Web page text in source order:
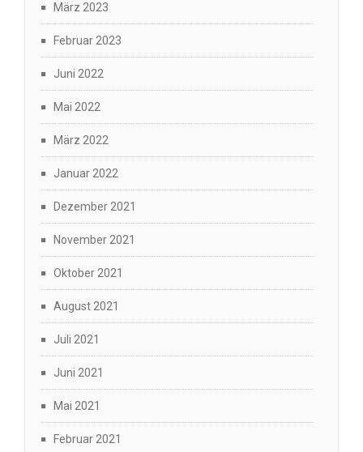
März 2023
Februar 2023
Juni 2022
Mai 2022
März 2022
Januar 2022
Dezember 2021
November 2021
Oktober 2021
August 2021
Juli 2021
Juni 2021
Mai 2021
Februar 2021